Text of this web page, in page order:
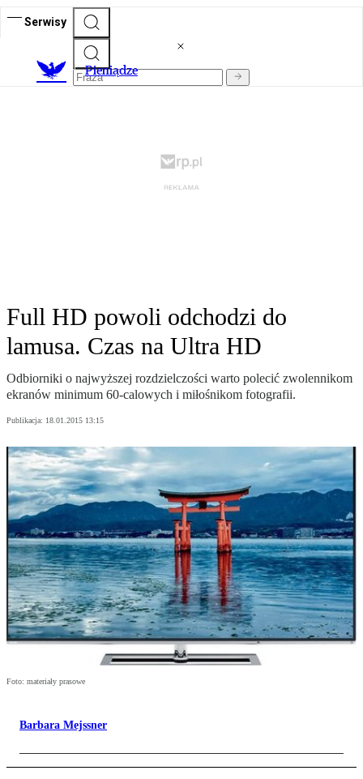
Serwisy
Pieniądze
Full HD powoli odchodzi do
lamusa. Czas na Ultra HD
Odbiorniki o najwyższej rozdzielczości warto polecić zwolennikom
ekranów minimum 60-calowych i miłośnikom fotografii.
Publikacja: 18.01.2015 13:15
Foto: materiały prasowe
Barbara Mejssner